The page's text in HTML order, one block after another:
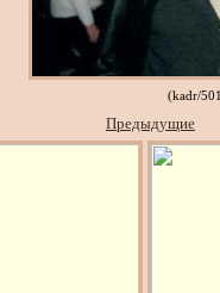
(kadr/
Предыдущие